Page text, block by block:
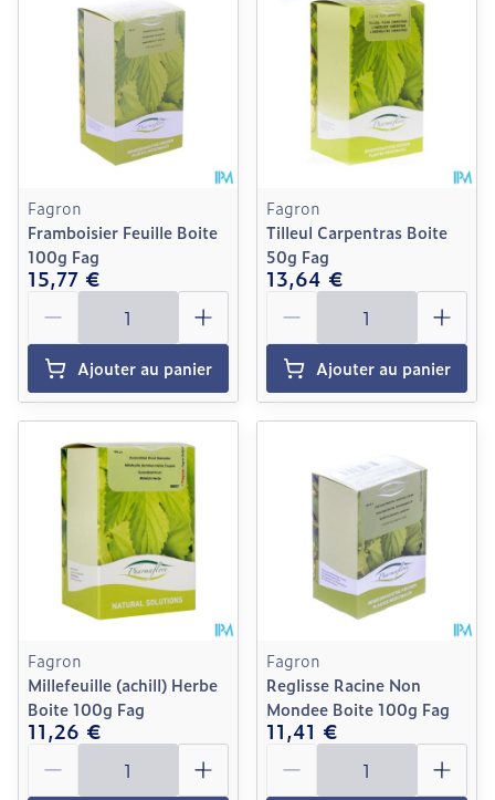
Fagron
Framboisier Feuille Boite
100g Fag
15,77 €
Quantité
Ajouter au panier
Fagron
Tilleul Carpentras Boite
50g Fag
13,64 €
Quantité
Ajouter au panier
Fagron
Millefeuille (achill) Herbe
Boite 100g Fag
11,26 €
Quantité
Fagron
Reglisse Racine Non
Mondee Boite 100g Fag
11,41 €
Quantité